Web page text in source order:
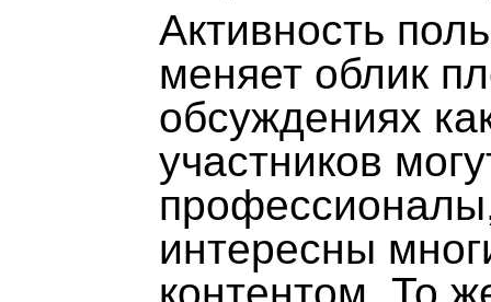
Активность
меняет облик
обсуждениях
участников
интересны